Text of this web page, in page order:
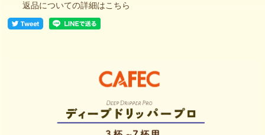
返品についての詳細はこちら